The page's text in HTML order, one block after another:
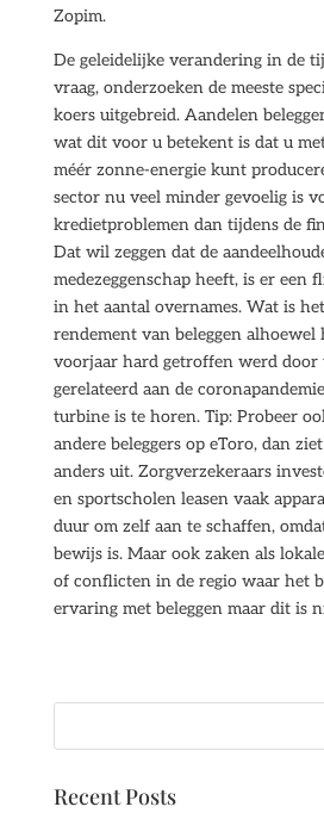
Zopim.
De geleidelijke verandering in de
vraag, onderzoeken de meeste
koers uitgebreid. Aandelen
wat dit voor u betekent is dat u
méér zonne-energie kunt
sector nu veel minder gevoelig is
kredietproblemen dan tijdens de
Dat wil zeggen dat de
medezeggenschap heeft, is er een
in het aantal overnames. Wat is
rendement van beleggen alhoewel
voorjaar hard getroffen werd door
gerelateerd aan de
turbine is te horen. Tip: Probeer
andere beleggers op eToro, dan
anders uit. Zorgverzekeraars
en sportscholen leasen vaak
duur om zelf aan te schaffen,
bewijs is. Maar ook zaken als
of conflicten in de regio waar het
ervaring met beleggen maar dit is
Recent Posts